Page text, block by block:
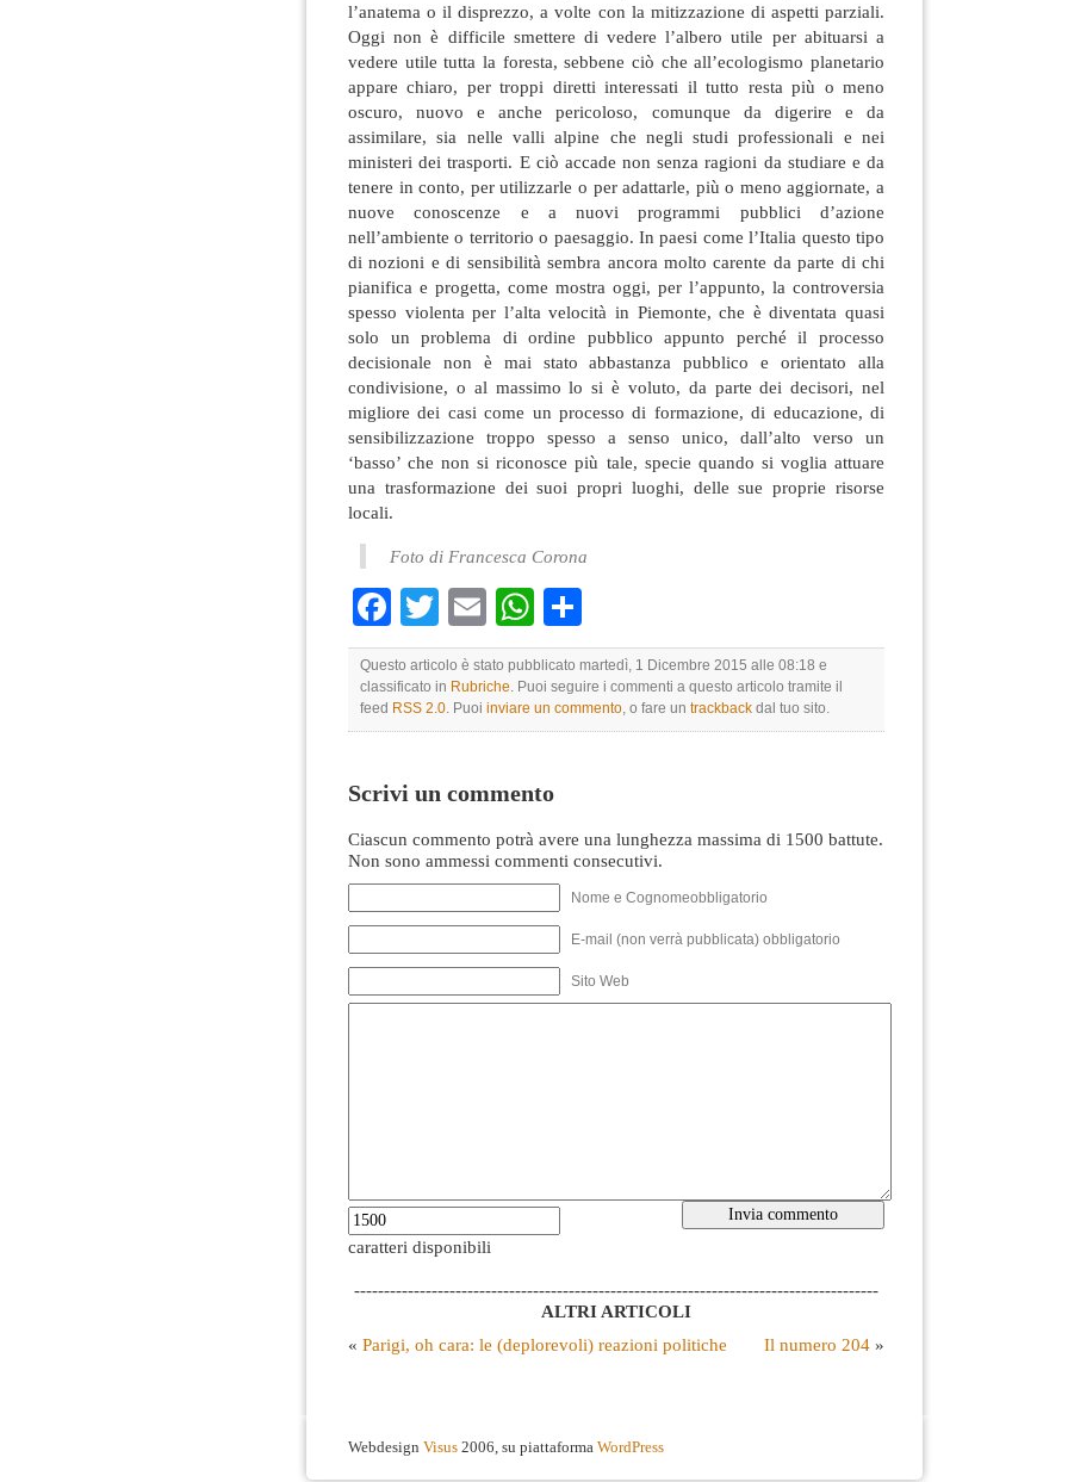
l’anatema o il disprezzo, a volte con la mitizzazione di aspetti parziali.
Oggi non è difficile smettere di vedere l’albero utile per abituarsi a
vedere utile tutta la foresta, sebbene ciò che all’ecologismo planetario
appare chiaro, per troppi diretti interessati il tutto resta più o meno
oscuro, nuovo e anche pericoloso, comunque da digerire e da
assimilare, sia nelle valli alpine che negli studi professionali e nei
ministeri dei trasporti. E ciò accade non senza ragioni da studiare e da
tenere in conto, per utilizzarle o per adattarle, più o meno aggiornate, a
nuove conoscenze e a nuovi programmi pubblici d’azione
nell’ambiente o territorio o paesaggio. In paesi come l’Italia questo tipo
di nozioni e di sensibilità sembra ancora molto carente da parte di chi
pianifica e progetta, come mostra oggi, per l’appunto, la controversia
spesso violenta per l’alta velocità in Piemonte, che è diventata quasi
solo un problema di ordine pubblico appunto perché il processo
decisionale non è mai stato abbastanza pubblico e orientato alla
condivisione, o al massimo lo si è voluto, da parte dei decisori, nel
migliore dei casi come un processo di formazione, di educazione, di
sensibilizzazione troppo spesso a senso unico, dall’alto verso un
‘basso’ che non si riconosce più tale, specie quando si voglia attuare
una trasformazione dei suoi propri luoghi, delle sue proprie risorse
locali.
Foto di Francesca Corona
Facebook
TwitterEmailWhatsApp
Questo articolo è stato pubblicato martedì, 1 Dicembre 2015 alle 08:18 e
classificato in Rubriche . Puoi seguire i commenti a questo articolo tramite il
feed RSS 2.0 . Puoi inviare un commento , o fare un trackback dal tuo sito.
Scrivi un commento
Ciascun commento potrà avere una lunghezza massima di 1500 battute.
Non sono ammessi commenti consecutivi.
Nome e Cognomeobbligatorio
E-mail (non verrà pubblicata) obbligatorio
Sito Web
caratteri disponibili
----------------------------------------------------------------------------------------
ALTRI ARTICOLI
« Parigi, oh cara: le (deplorevoli) reazioni politiche Il numero 204 »
Webdesign Visus 2006, su piattaforma WordPress